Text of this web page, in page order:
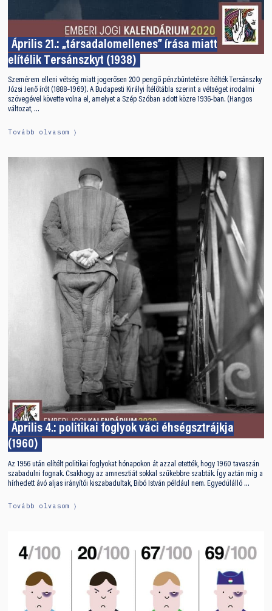
Április 21.: „társadalomellenes” írása miatt
elítélik Tersánszkyt (1938)
Szemérem elleni vétség miatt jogerősen 200 pengő pénzbüntetésre ítélték Tersánszky
Józsi Jenő írót (1888–1969). A Budapesti Királyi Ítélőtábla szerint a vétséget irodalmi
szövegével követte volna el, amelyet a Szép Szóban adott közre 1936-ban. (Hangos
változat, …
Tovább olvasom
Április 4.: politikai foglyok váci éhségsztrájkja
(1960)
Az 1956 után elítélt politikai foglyokat hónapokon át azzal etették, hogy 1960 tavaszán
szabadulni fognak. Csakhogy az amnesztiát sokkal szűkebbre szabták. Így aztán míg a
hírhedett ávó aljas irányítói kiszabadultak, Bibó István például nem. Egyedülálló …
Tovább olvasom